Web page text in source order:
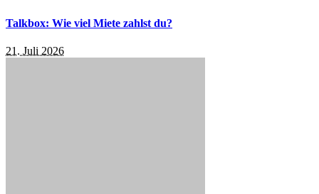
Talkbox: Wie viel Miete zahlst du?
21. Juli 2026